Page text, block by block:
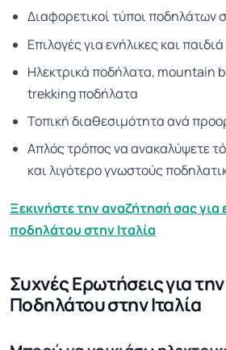
Διαφορετικοί τύποι ποδηλάτων
Επιλογές για ενήλικες και παιδιά
Ηλεκτρικά ποδήλατα, mountain
trekking ποδήλατα
Τοπική διαθεσιμότητα ανά
Απλός τρόπος να ανακαλύψετε
και λιγότερο γνωστούς
Ξεκινήστε την αναζήτησή σας για
ποδηλάτου στην Ιταλία
Συχνές Ερωτήσεις για
Ποδηλάτου στην Ιταλία